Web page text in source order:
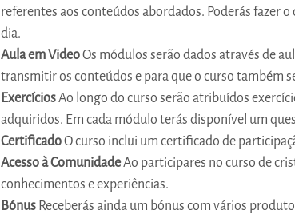
referentes aos conteúdos abordados. Poderás fazer
dia.
Aula em Video Os módulos serão dados através de
transmitir os conteúdos e para que o curso também
Exercícios Ao longo do curso serão atribuídos
adquiridos. Em cada módulo terás disponível um
Certificado O curso inclui um certificado de
Acesso à Comunidade Ao participares no curso de
conhecimentos e experiências.
Bónus Receberás ainda um bónus com vários